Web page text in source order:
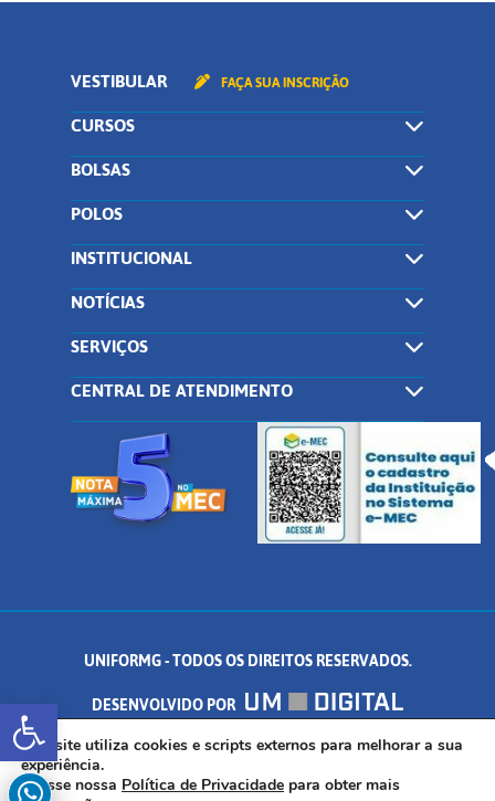
Abrir a barra de ferramentas
VESTIBULAR FAÇA SUA INSCRIÇÃO
CURSOS
BOLSAS
POLOS
INSTITUCIONAL
NOTÍCIAS
SERVIÇOS
CENTRAL DE ATENDIMENTO
UNIFORMG - TODOS OS DIREITOS RESERVADOS.
DESENVOLVIDO POR
AV. DR. ARNALDO DE SENNA, 328 - PALMEIRAS, FORMIGA/MG - CEP:
35.574.530
Este site utiliza cookies e scripts externos para melhorar a sua
experiência.
Acesse nossa Política de Privacidade para obter mais